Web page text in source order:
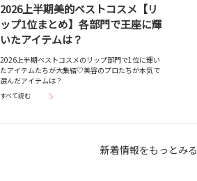
2026上半期美的ベストコスメ【リ
ップ1位まとめ】各部門で王座に輝
いたアイテムは？
2026上半期ベストコスメのリップ部門で1位に輝い
たアイテムたちが大集結♡美容のプロたちが本気で
選んだアイテムは？
すべて読む
新着情報をもっとみる